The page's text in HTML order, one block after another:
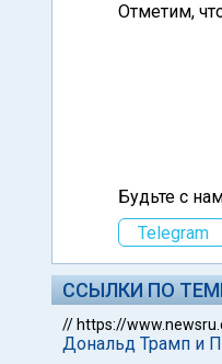
Отметим,
Будьте с
Telegram
ССЫЛКИ ПО
// https://
Дональд Трамп и